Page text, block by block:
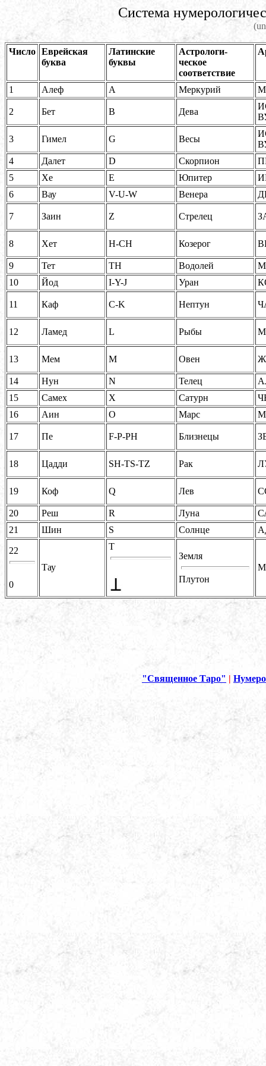
Система
Число Еврейская
буква
Латинские
буквы
Астрологи-
ческое
соответствие
1 Алеф A Меркурий
2 Бет B Дева
3 Гимел G Весы
4
Далет D Скорпион
5
Хе E Юпитер
6
Вау V-U-W Венера
7 Заин Z Стрелец
8 Хет H-CH Козерог
9 Тет TH Водолей
10
Йод I-Y-J Уран
11 Каф C-K Нептун
12 Ламед L Рыбы
13 Мем M Овен
14 Нун N Телец
15
Самех X Сатурн
16
Аин O Марс
17 Пе F-P-PH Близнецы
18 Цадди SH-TS-TZ Рак
19 Коф Q Лев
20 Реш R Луна
21
Шин S Солнце
22
0
Тау
T
Земля
Плутон
"Священное Таро" |